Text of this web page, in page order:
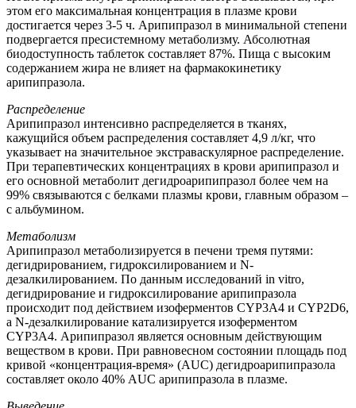
этом его максимальная концентрация в плазме крови
достигается через 3-5 ч. Арипипразол в минимальной степени
подвергается пресистемному метаболизму. Абсолютная
биодоступность таблеток составляет 87%. Пища с высоким
содержанием жира не влияет на фармакокинетику
арипипразола.
Распределение
Арипипразол интенсивно распределяется в тканях,
кажущийся объем распределения составляет 4,9 л/кг, что
указывает на значительное экстраваскулярное распределение.
При терапевтических концентрациях в крови арипипразол и
его основной метаболит дегидроарипипразол более чем на
99% связываются с белками плазмы крови, главным образом –
с альбумином.
Метаболизм
Арипипразол метаболизируется в печени тремя путями:
дегидрированием, гидроксилированием и N-
дезалкилированием. По данным исследований in vitro,
дегидрирование и гидроксилирование арипипразола
происходит под действием изоферментов CYP3A4 и CYP2D6,
а N-дезалкилирование катализируется изоферментом
CYP3A4. Арипипразол является основным действующим
веществом в крови. При равновесном состоянии площадь под
кривой «концентрация-время» (AUC) дегидроарипипразола
составляет около 40% AUC арипипразола в плазме.